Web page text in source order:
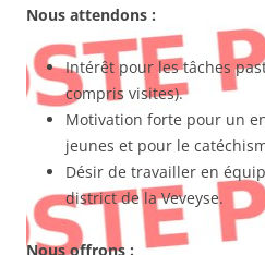
Nous attendons :
Intérêt pour les tâches
compris visites).
Motivation forte pour un
jeunes et pour le
Désir de travailler en
district de la Veveyse.
Nous offrons :